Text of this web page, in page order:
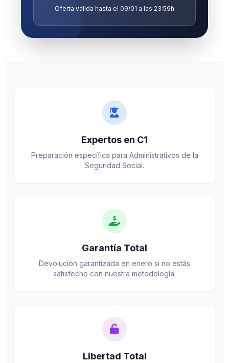
Oferta válida hasta el 09/01 a las 23:59h
Expertos en C1
Preparación específica para Administrativos de la
Seguridad Social.
Garantía Total
Devolución garantizada en enero si no estás
satisfecho con nuestra metodología.
Libertad Total